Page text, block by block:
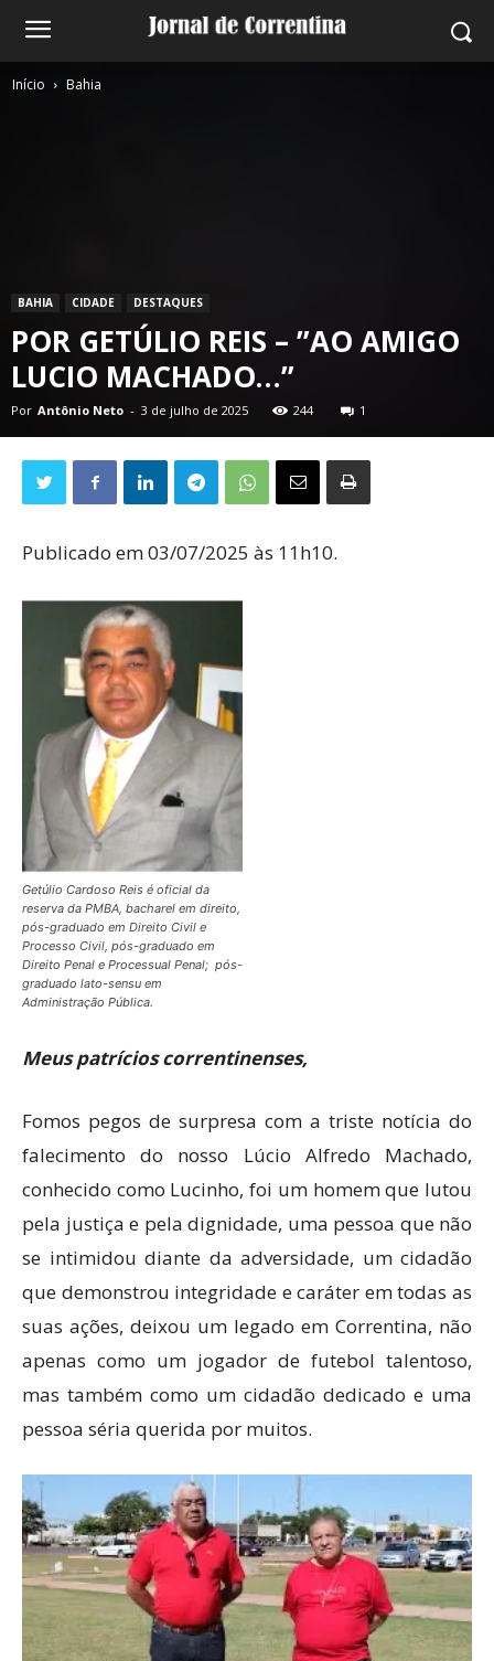
Início Bahia
BAHIA CIDADE DESTAQUES
POR GETÚLIO REIS – ”AO AMIGO
LUCIO MACHADO…”
Por Antônio Neto - 3 de julho de 2025 244 1
Publicado em 03/07/2025 às 11h10.
Getúlio Cardoso Reis é oficial da
reserva da PMBA, bacharel em direito,
pós-graduado em Direito Civil e
Processo Civil, pós-graduado em
Direito Penal e Processual Penal; pós-
graduado lato-sensu em
Administração Pública.
Meus patrícios correntinenses,
Fomos pegos de surpresa com a triste notícia do
falecimento do nosso Lúcio Alfredo Machado,
conhecido como Lucinho, foi um homem que lutou
pela justiça e pela dignidade, uma pessoa que não
se intimidou diante da adversidade, um cidadão
que demonstrou integridade e caráter em todas as
suas ações, deixou um legado em Correntina, não
apenas como um jogador de futebol talentoso,
mas também como um cidadão dedicado e uma
pessoa séria querida por muitos.